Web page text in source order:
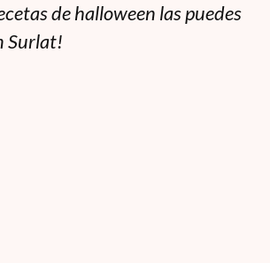
de halloween las puedes